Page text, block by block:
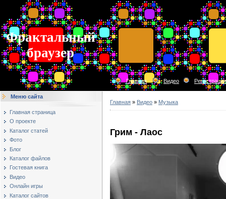
Фрактальный
браузер
Главная Видео Регистрация
Меню сайта
Главная страница
О проекте
Каталог статей
Фото
Блог
Каталог файлов
Гостевая книга
Видео
Онлайн игры
Каталог сайтов
Главная » Видео » Музыка
Грим - Лаос